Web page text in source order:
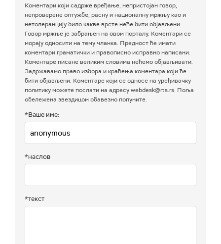
Коментари који садрже вређање, непристојан говор,
непроверене оптужбе, расну и националну мржњу као и
нетолеранцију било какве врсте неће бити објављени.
Говор мржње је забрањен на овом порталу. Коментари се
морају односити на тему чланка. Предност ће имати
коментари граматички и правописно исправно написани.
Коментаре писане великим словима нећемо објављивати.
Задржавамо право избора и краћења коментара који ће
бити објављени. Коментаре који се односе на уређивачку
политику можете послати на адресу webdesk@rts.rs. Поља
обележена звездицом обавезно попуните.
*Ваше име:
*наслов
*текст